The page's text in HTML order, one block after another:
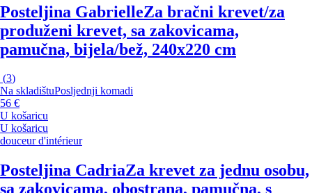
Posteljina GabrielleZa bračni krevet/za
produženi krevet, sa zakovicama,
pamučna, bijela/bež, 240x220 cm
(3)
Na skladištuPosljednji komadi
56 €
U košaricu
U košaricu
douceur d'intérieur
Posteljina CadriaZa krevet za jednu osobu,
sa zakovicama, obostrana, pamučna, s